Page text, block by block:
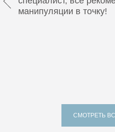
манипуляции в точку!
СМОТРЕТЬ